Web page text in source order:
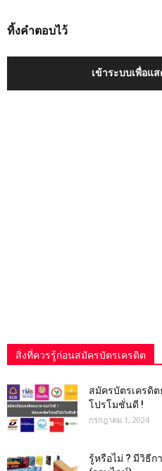
ทิ้งคำตอบไว้
เข้าระบบเพื่อแ
สิ่งที่ควรรู้ก่อนสมัครบัตรเครดิต
สมัครบัตรเครดิ
โปรโมชั่นดี !
กรกฎาคม 1, 2024
รู้หรือไม่ ? มีวิธีก